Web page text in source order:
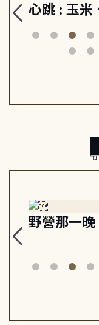
心跳 : 玉米
山與信仰,
筆下的現代
野營那一晚